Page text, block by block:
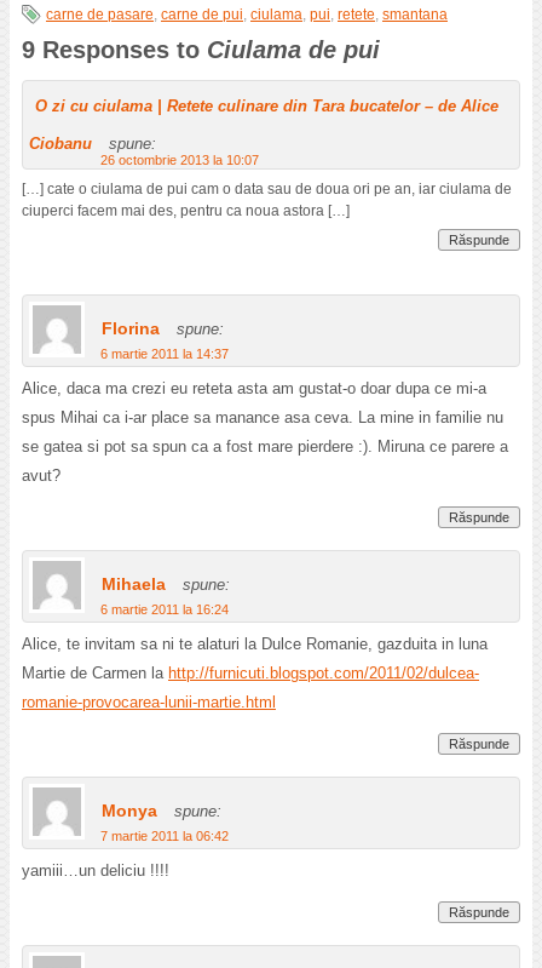
carne de pasare, carne de pui, ciulama, pui, retete, smantana
9 Responses to Ciulama de pui
O zi cu ciulama | Retete culinare din Tara bucatelor – de Alice
Ciobanu spune:
26 octombrie 2013 la 10:07
[…] cate o ciulama de pui cam o data sau de doua ori pe an, iar ciulama de
ciuperci facem mai des, pentru ca noua astora […]
Răspunde
Florina spune:
6 martie 2011 la 14:37
Alice, daca ma crezi eu reteta asta am gustat-o doar dupa ce mi-a
spus Mihai ca i-ar place sa manance asa ceva. La mine in familie nu
se gatea si pot sa spun ca a fost mare pierdere :). Miruna ce parere a
avut?
Răspunde
Mihaela spune:
6 martie 2011 la 16:24
Alice, te invitam sa ni te alaturi la Dulce Romanie, gazduita in luna
Martie de Carmen la http://furnicuti.blogspot.com/2011/02/dulcea-
romanie-provocarea-lunii-martie.html
Răspunde
Monya spune:
7 martie 2011 la 06:42
yamiii…un deliciu !!!!
Răspunde